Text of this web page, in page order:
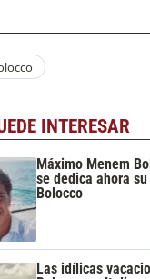
INTERESAR
Máximo Menem
se dedica ahora
Bolocco
Las idílicas